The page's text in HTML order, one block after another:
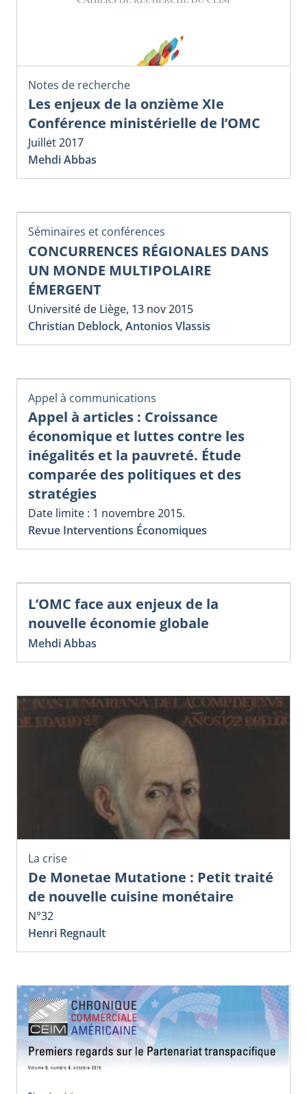
Notes de recherche
Les enjeux de la onzième XIe
Conférence ministérielle de l’OMC
Juillet 2017
Mehdi Abbas
Séminaires et conférences
CONCURRENCES RÉGIONALES DANS
UN MONDE MULTIPOLAIRE
ÉMERGENT
Université de Liège, 13 nov 2015
Christian Deblock, Antonios Vlassis
Appel à communications
Appel à articles : Croissance
économique et luttes contre les
inégalités et la pauvreté. Étude
comparée des politiques et des
stratégies
Date limite : 1 novembre 2015.
Revue Interventions Économiques
L’OMC face aux enjeux de la
nouvelle économie globale
Mehdi Abbas
La crise
De Monetae Mutatione : Petit traité
de nouvelle cuisine monétaire
N°32
Henri Regnault